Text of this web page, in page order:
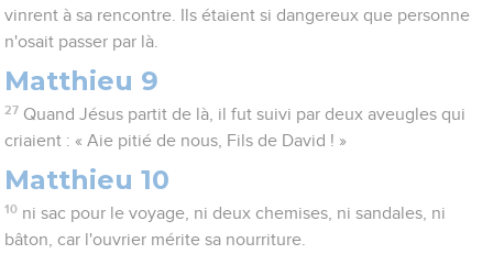
vinrent à sa rencontre. Ils étaient si dangereux que personne
n'osait passer par là.
Matthieu 9
27 Quand Jésus partit de là, il fut suivi par deux aveugles qui
criaient : « Aie pitié de nous, Fils de David ! »
Matthieu 10
10 ni sac pour le voyage, ni deux chemises, ni sandales, ni
bâton, car l'ouvrier mérite sa nourriture.